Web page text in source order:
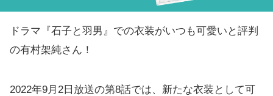
ドラマ『石子と羽男』での衣装がいつも可愛いと評判
の有村架純さん！
2022年9月2日放送の第8話では、新たな衣装として可